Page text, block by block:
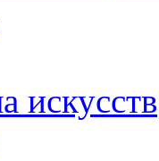
искусств